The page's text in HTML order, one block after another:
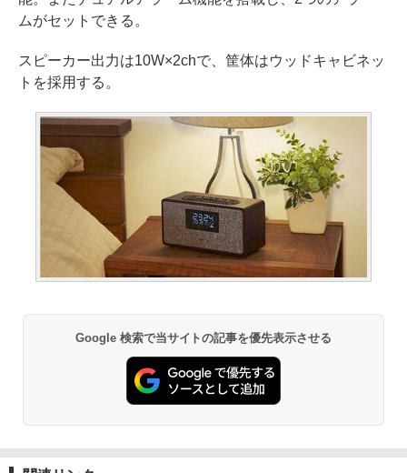
ムがセットできる。
スピーカー出力は10W×2chで、筐体はウッドキャビネッ
トを採用する。
Google 検索で当サイトの記事を優先表示させる